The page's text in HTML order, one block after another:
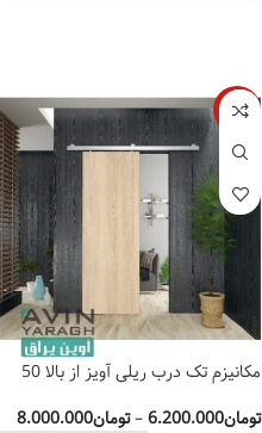
-11%
مکانیزم تک درب ریلی آویز از بالا 50
تومان6.200.000
–تومان8.000.000